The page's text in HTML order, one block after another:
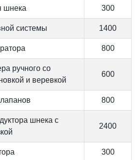
шнека 300
системы 1400
800
ручного со
и веревкой
600
800
шнека с
2400
300